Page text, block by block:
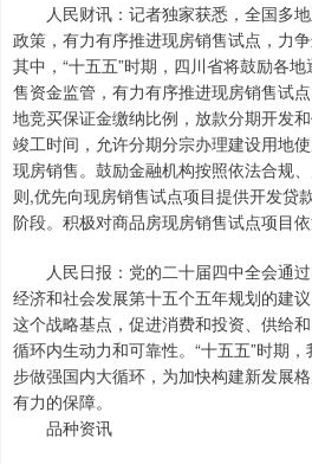
人民财讯：记者独家获悉，全国多地
政策，有力有序推进现房销售试点，力
其中，“十五五”时期，四川省将鼓励各
售资金监管，有力有序推进现房销售试
地竞买保证金缴纳比例，放款分期开发
竣工时间，允许分期分宗办理建设用地
现房销售。鼓励金融机构按照依法合规
则,优先向现房销售试点项目提供开发贷
阶段。积极对商品房现房销售试点项目
人民日报：党的二十届四中全会通过
经济和社会发展第十五个五年规划的建
这个战略基点，促进消费和投资、供给
循环内生动力和可靠性。“十五五”时期
步做强国内大循环，为加快构建新发展
有力的保障。
品种资讯